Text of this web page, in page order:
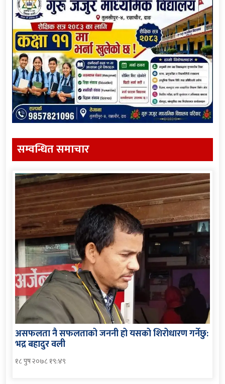
सम्वन्धित समाचार
असफलता नै सफलताको जननी हो यसको शिरोधारण गर्नेछु:
भद्र बहादुर वली
१८ पुष २०७८ १९:४९